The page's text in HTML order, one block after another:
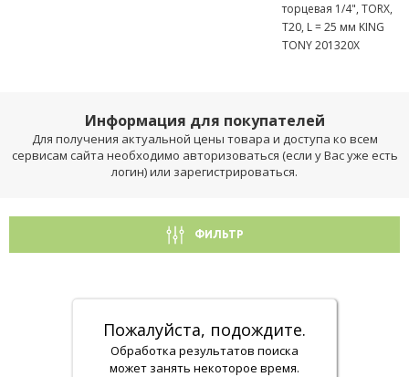
торцевая 1/4", TORX,
T20, L = 25 мм KING
TONY 201320X
Информация для покупателей
Для получения актуальной цены товара и доступа ко всем
сервисам сайта необходимо авторизоваться (если у Вас уже есть
логин) или зарегистрироваться.
ФИЛЬТР
Пожалуйста, подождите.
Обработка результатов поиска
может занять некоторое время.